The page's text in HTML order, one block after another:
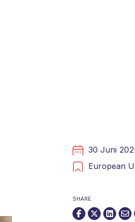
30 Juni
European
SHARE